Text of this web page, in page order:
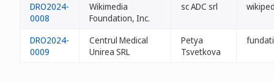
DRO2024-
0008
Wikimedia
Foundation, Inc.
sc ADC srl
DRO2024-
0009
Centrul Medical
Unirea SRL
Petya
Tsvetkova